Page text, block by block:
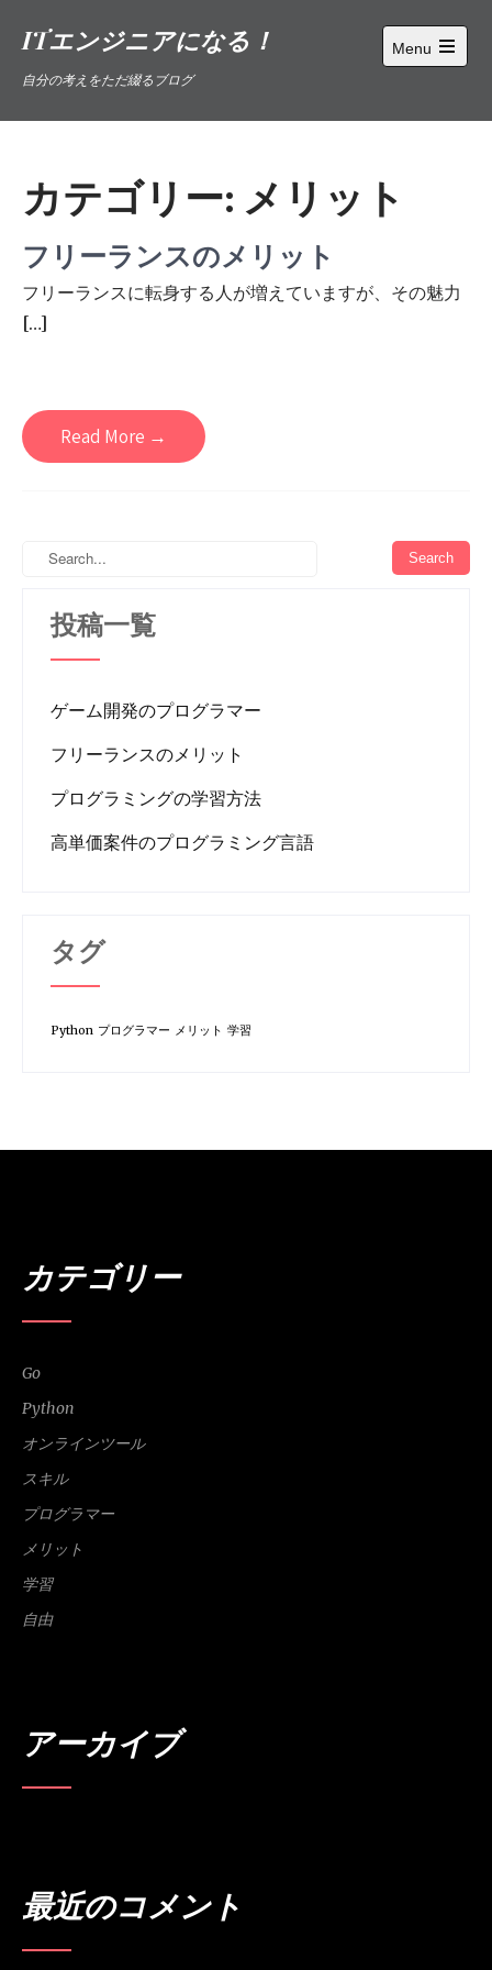
ITエンジニアになる！
自分の考えをただ綴るブログ
Menu
Open
カテゴリー: メリット
フリーランスのメリット
フリーランスに転身する人が増えていますが、その魅力
[…]
Read More →
投稿一覧
ゲーム開発のプログラマー
フリーランスのメリット
プログラミングの学習方法
高単価案件のプログラミング言語
タグ
Python プログラマー メリット 学習
カテゴリー
Go
Python
オンラインツール
スキル
プログラマー
メリット
学習
自由
アーカイブ
最近のコメント